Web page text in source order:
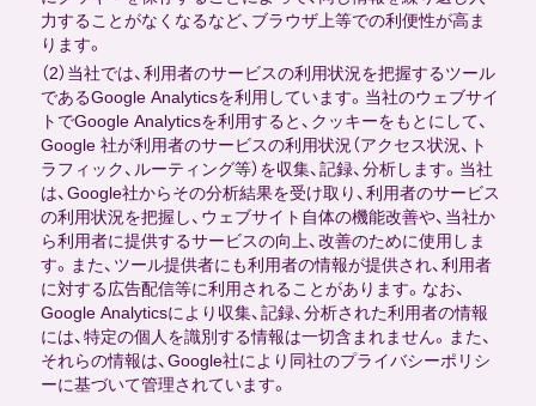
力することがなくなるなど、ブラウザ上等での利便性が高ま
ります。
（2）当社では、利用者のサービスの利用状況を把握するツール
であるGoogle Analyticsを利用しています。当社のウェブサイ
トでGoogle Analyticsを利用すると、クッキーをもとにして、
Google 社が利用者のサービスの利用状況（アクセス状況、ト
ラフィック、ルーティング等）を収集、記録、分析します。当社
は、Google社からその分析結果を受け取り、利用者のサービス
の利用状況を把握し、ウェブサイト自体の機能改善や、当社か
ら利用者に提供するサービスの向上、改善のために使用しま
す。また、ツール提供者にも利用者の情報が提供され、利用者
に対する広告配信等に利用されることがあります。なお、
Google Analyticsにより収集、記録、分析された利用者の情報
には、特定の個人を識別する情報は一切含まれません。また、
それらの情報は、Google社により同社のプライバシーポリシ
ーに基づいて管理されています。